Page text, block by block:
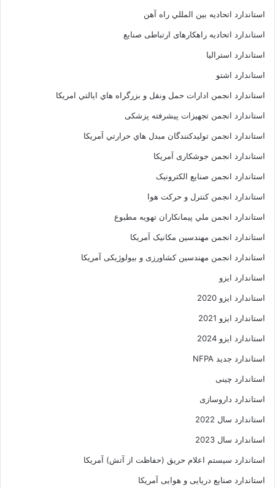
استاندارد اتحاديه بين المللي راه آهن
استاندارد اتحادیه راهکارهای ارتباطی صنایع
استاندارد استرالیا
استاندارد اشتو
استاندارد انجمن ادارات حمل ونقل و بزرگراه هاي ايالتي امريکا
استاندارد انجمن تجهیزات پیشرفته پزشکی
استاندارد انجمن توليدکنندگان مبدل هاي حرارتي آمريکا
استاندارد انجمن جوشکاری آمریکا
استاندارد انجمن صنايع الکترونيک
استاندارد انجمن کنترل و حرکت هوا
استاندارد انجمن ملي پيمانکاران تهويه مطبوع
استاندارد انجمن مهندسين مکانيک آمريکا
استاندارد انجمن مهندسین کشاورزی و بیولوژیکی آمریکا
استاندارد ایزو
استاندارد ایزو 2020
استاندارد ایزو 2021
استاندارد ایزو 2024
استاندارد جدید NFPA
استاندارد چینی
استاندارد داروسازی
استاندارد سال 2022
استاندارد سال 2023
استاندارد سیستم اعلام حریق (حفاظت از آتش) آمریکا
استاندارد صنایع دریایی و هوایی آمریکا